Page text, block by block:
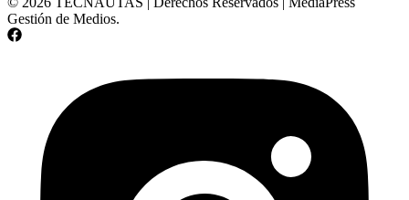
Gestión de Medios.